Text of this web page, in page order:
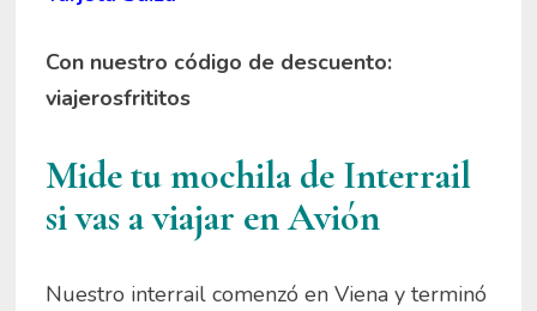
Con nuestro código de descuento:
viajerosfrititos
Mide tu mochila de Interrail
si vas a viajar en Avión
Nuestro interrail comenzó en Viena y terminó